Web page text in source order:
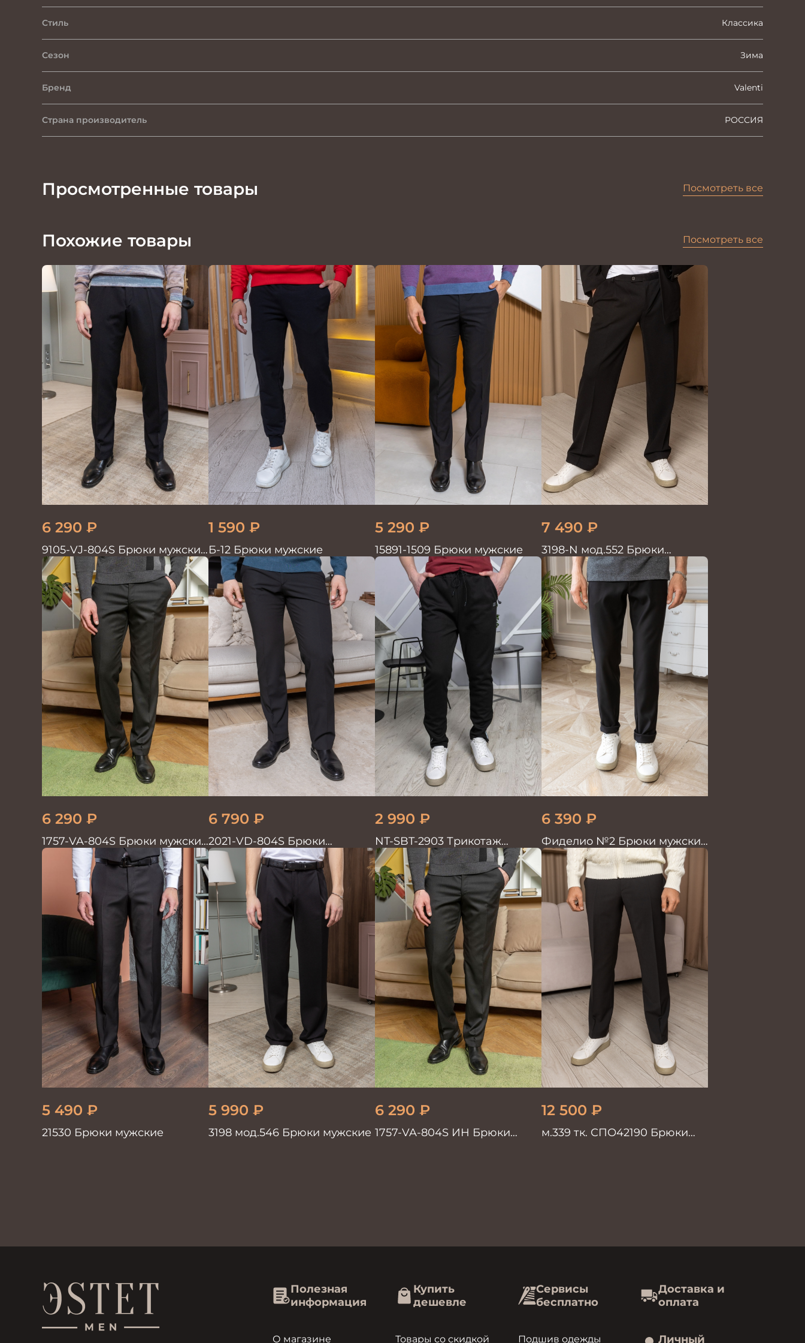
Стиль Классика
Сезон Зима
Бренд Valenti
Страна производитель РОССИЯ
Просмотренные товары Посмотреть все
Похожие товары Посмотреть все
6 290 ₽
9105-VJ-804S Брюки мужские
черн. однотон.
1 590 ₽
Б-12 Брюки мужские
5 290 ₽
15891-1509 Брюки мужские
7 490 ₽
3198-N мод.552 Брюки
мужские Оверсайз
6 290 ₽
1757-VA-804S Брюки мужские
черн. однотон.
6 790 ₽
2021-VD-804S Брюки
мужские черные однотонные
2 990 ₽
NT-SBT-2903 Трикотаж
Брюки
6 390 ₽
Фиделио №2 Брюки мужские
черные
5 490 ₽
21530 Брюки мужские
5 990 ₽
3198 мод.546 Брюки мужские
6 290 ₽
1757-VA-804S ИН Брюки
12 500 ₽
м.339 тк. СПО42190 Брюки
Полезная
информация
О магазине
Купить
дешевле
Товары со скидкой
Сервисы
бесплатно
Подшив одежды
Доставка и
оплата
Личный